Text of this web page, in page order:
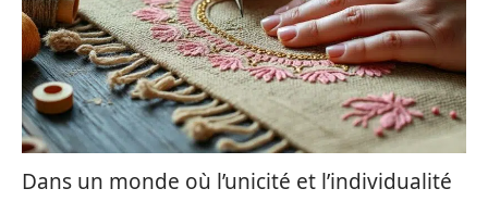
Dans un monde où l’unicité et l’individualité